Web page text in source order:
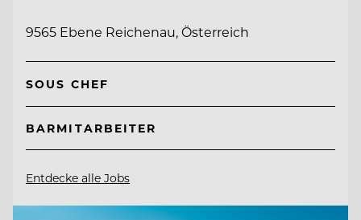
9565 Ebene Reichenau, Österreich
SOUS CHEF
BARMITARBEITER
Entdecke alle Jobs